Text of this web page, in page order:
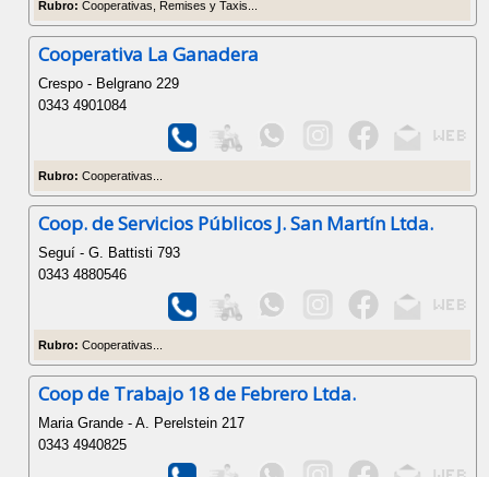
Rubro: Cooperativas, Remises y Taxis...
Cooperativa La Ganadera
Crespo - Belgrano 229
0343 4901084
Rubro: Cooperativas...
Coop. de Servicios Públicos J. San Martín Ltda.
Seguí - G. Battisti 793
0343 4880546
Rubro: Cooperativas...
Coop de Trabajo 18 de Febrero Ltda.
Maria Grande - A. Perelstein 217
0343 4940825